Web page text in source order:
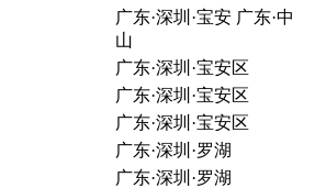
广东·深圳·宝安 广东·中
山
广东·深圳·宝安区
广东·深圳·宝安区
广东·深圳·宝安区
广东·深圳·罗湖
广东·深圳·罗湖